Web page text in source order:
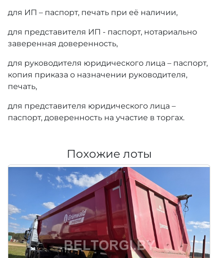
для ИП – паспорт, печать при её наличии,
для представителя ИП - паспорт, нотариально
заверенная доверенность,
для руководителя юридического лица – паспорт,
копия приказа о назначении руководителя,
печать,
для представителя юридического лица –
паспорт, доверенность на участие в торгах.
Похожие лоты